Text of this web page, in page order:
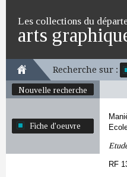
Les collections du
arts
Recherche sur :
Nouvelle recherche
Fiche d'oeuvre
RF